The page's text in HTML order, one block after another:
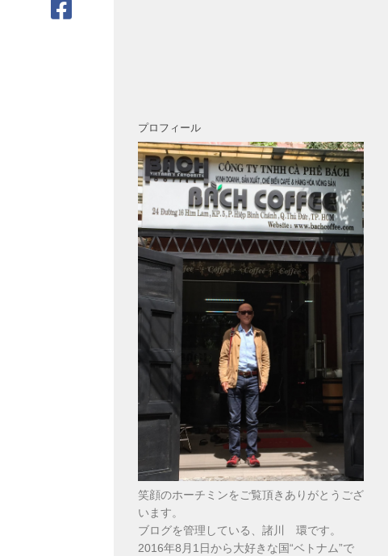
プロフィール
笑顔のホーチミンをご覧頂きありがとうござ
います。
ブログを管理している、諸川 環です。
2016年8月1日から大好きな国“ベトナム”で